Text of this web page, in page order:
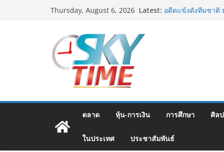
Thursday, August 6, 2026 Latest: อดีตแข้งดังทีมชาติ
มูลนิธิกองทุนนิยมไ
โครงการ ประกว
ต้นตำรับ 4 ภูมิภาค
ตลาด หุ้น-การเงิน การศึกษา ศิล
ในประเทศ ประชาสัมพันธ์